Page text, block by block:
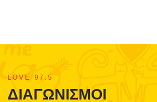
LOVE 97.5
ΔΙΑΓΩΝΙΣΜΟΙ